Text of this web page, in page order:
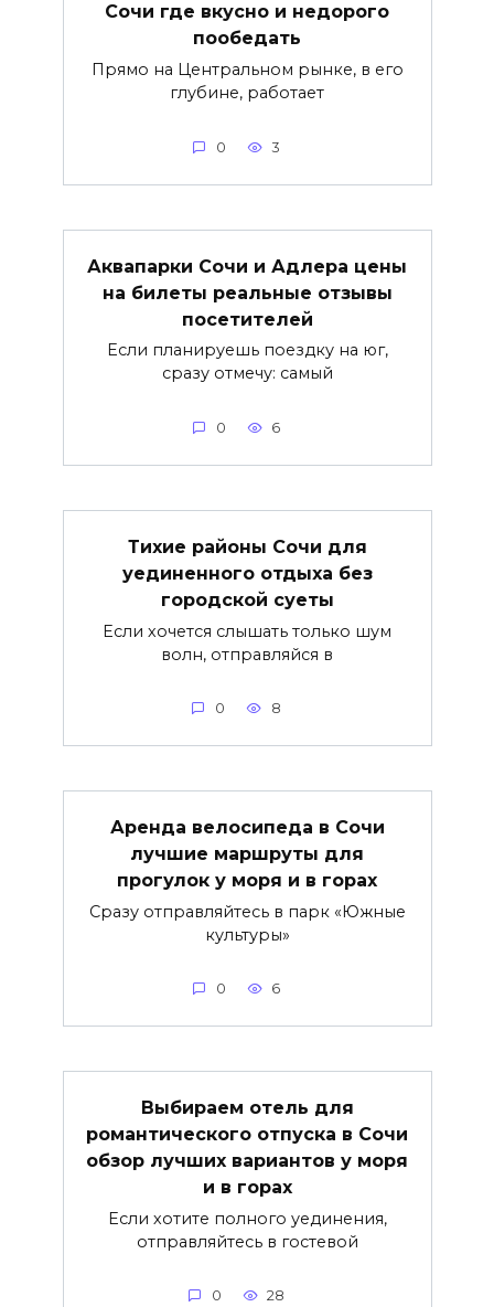
Сочи где вкусно и недорого
пообедать
Прямо на Центральном рынке, в его
глубине, работает
0 3
Аквапарки Сочи и Адлера цены
на билеты реальные отзывы
посетителей
Если планируешь поездку на юг,
сразу отмечу: самый
0 6
Тихие районы Сочи для
уединенного отдыха без
городской суеты
Если хочется слышать только шум
волн, отправляйся в
0 8
Аренда велосипеда в Сочи
лучшие маршруты для
прогулок у моря и в горах
Сразу отправляйтесь в парк «Южные
культуры»
0 6
Выбираем отель для
романтического отпуска в Сочи
обзор лучших вариантов у моря
и в горах
Если хотите полного уединения,
отправляйтесь в гостевой
0 28